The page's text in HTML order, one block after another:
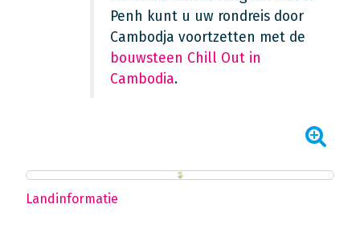
Penh kunt u uw rondreis door
Cambodja voortzetten met de
bouwsteen Chill Out in
Cambodia.
Landinformatie